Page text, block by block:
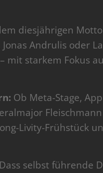
diesjährigen
Andrulis oder
mit starkem Fokus
Ob Meta-Stage,
Livity-Frühstück
Dass selbst führende